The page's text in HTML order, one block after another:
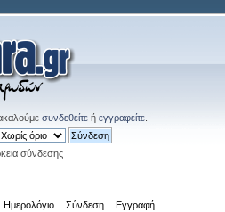
συνδεθείτε ή εγγραφείτε
σύνδεσης
Ημερολόγιο Σύνδεση Εγγραφή